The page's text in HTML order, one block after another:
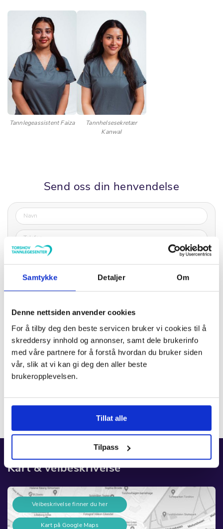
Samtykke Detaljer Om
Denne nettsiden anvender cookies
For å tilby deg den beste servicen bruker vi cookies til å
skreddersy innhold og annonser, samt dele brukerinfo
med våre partnere for å forstå hvordan du bruker siden
vår, slik at vi kan gi deg den aller beste
brukeropplevelsen.
Tillat alle
Tilpass
Tannlegeassistent Faiza
Tannhelsesekretær
Kanwal
Send oss din henvendelse
Jeg samtykker til at Torshov Tannlegesenter tar
del av mine tannhelse/helseopplysninger og
personopplysninger i samsvar med
retningslinjene våre for databeskyttelse.
Send
Kart & veibeskrivelse
Veibeskrivelse finner du her
Kart på Google Maps